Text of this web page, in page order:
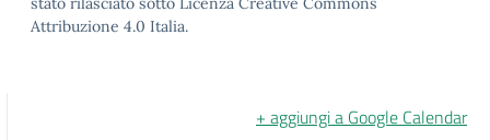
Attribuzione 4.0 Italia.
+ aggiungi a Google Calendar